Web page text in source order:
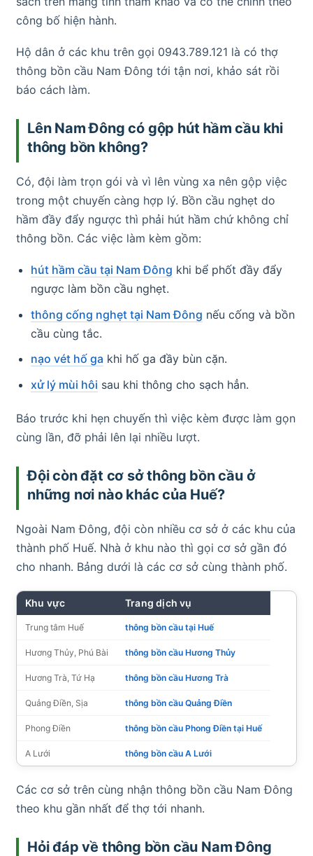
công bố hiện hành.
Hộ dân ở các khu trên gọi 0943.789.121 là có thợ
thông bồn cầu Nam Đông tới tận nơi, khảo sát rồi
báo cách làm.
Lên Nam Đông có gộp hút hầm cầu khi
thông bồn không?
Có, đội làm trọn gói và vì lên vùng xa nên gộp việc
trong một chuyến càng hợp lý. Bồn cầu nghẹt do
hầm đầy đẩy ngược thì phải hút hầm chứ không chỉ
thông bồn. Các việc làm kèm gồm:
hút hầm cầu tại Nam Đông khi bể phốt đầy đẩy
ngược làm bồn cầu nghẹt.
thông cống nghẹt tại Nam Đông nếu cống và bồn
cầu cùng tắc.
nạo vét hố ga khi hố ga đầy bùn cặn.
xử lý mùi hôi sau khi thông cho sạch hẳn.
Báo trước khi hẹn chuyến thì việc kèm được làm gọn
cùng lần, đỡ phải lên lại nhiều lượt.
Đội còn đặt cơ sở thông bồn cầu ở
những nơi nào khác của Huế?
Ngoài Nam Đông, đội còn nhiều cơ sở ở các khu của
thành phố Huế. Nhà ở khu nào thì gọi cơ sở gần đó
cho nhanh. Bảng dưới là các cơ sở cùng thành phố.
Khu vực Trang dịch vụ
Trung tâm Huế thông bồn cầu tại Huế
Hương Thủy, Phú Bài thông bồn cầu Hương Thủy
Hương Trà, Tứ Hạ thông bồn cầu Hương Trà
Quảng Điền, Sịa thông bồn cầu Quảng Điền
Phong Điền thông bồn cầu Phong Điền tại Huế
A Lưới thông bồn cầu A Lưới
Các cơ sở trên cùng nhận thông bồn cầu Nam Đông
theo khu gần nhất để thợ tới nhanh.
Hỏi đáp về thông bồn cầu Nam Đông